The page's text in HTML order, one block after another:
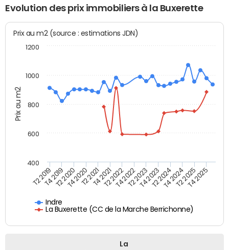
Evolution des prix immobiliers à la Buxerette
Prix au m2
Prix au m2 (source : estimations JDN)
Indre
La Buxerette (CC de la Marche Berrichonne)
T2 2019T4 2019T2 2020T4 2020T2 2021T4 2021T2 2022T4 2022T2 2023T4 2023T2 2024T4 2024T2 2025T4 2025
600
800
1000
400
1200
La